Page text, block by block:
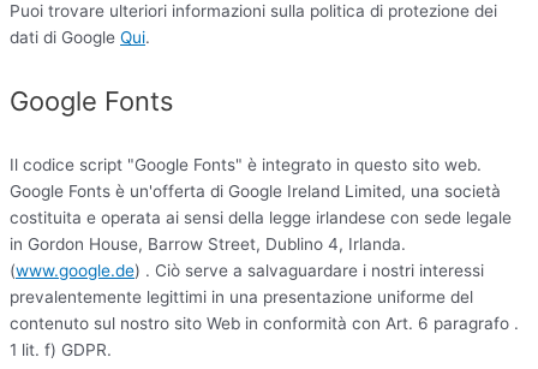
Puoi trovare ulteriori informazioni sulla politica di protezione dei
dati di Google Qui.
Google Fonts
Il codice script "Google Fonts" è integrato in questo sito web.
Google Fonts è un'offerta di Google Ireland Limited, una società
costituita e operata ai sensi della legge irlandese con sede legale
in Gordon House, Barrow Street, Dublino 4, Irlanda.
(www.google.de) . Ciò serve a salvaguardare i nostri interessi
prevalentemente legittimi in una presentazione uniforme del
contenuto sul nostro sito Web in conformità con Art. 6 paragrafo .
1 lit. f) GDPR.